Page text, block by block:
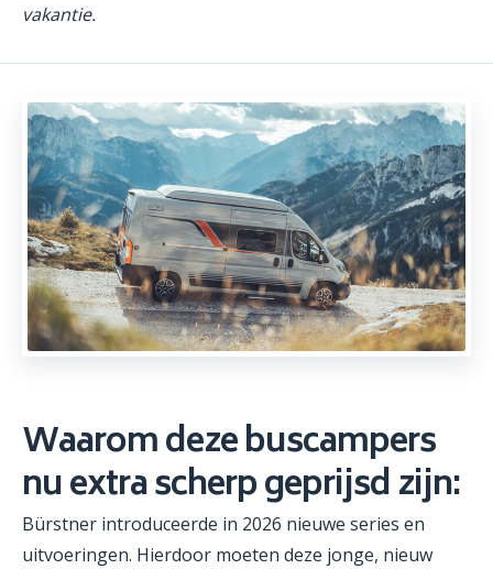
vakantie.
Waarom deze buscampers
nu extra scherp geprijsd zijn:
Bürstner introduceerde in 2026 nieuwe series en
uitvoeringen. Hierdoor moeten deze jonge, nieuw